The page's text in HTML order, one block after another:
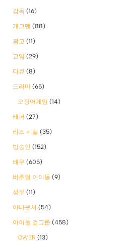
감독 (16)
개그맨 (88)
광고 (11)
교양 (29)
다큐 (8)
드라마 (65)
오징어게임 (14)
래퍼 (27)
리즈 시절 (35)
방송인 (152)
배우 (605)
버추얼 아이돌 (9)
성우 (11)
아나운서 (54)
아이돌 걸그룹 (458)
QWER (13)